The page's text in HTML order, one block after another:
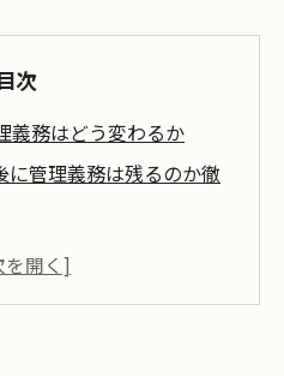
次
義務はどう変わるか
に管理義務は残るのか徹
民法改正ポイントを知ろ